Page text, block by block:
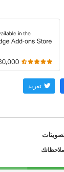
30,000+
تغريد